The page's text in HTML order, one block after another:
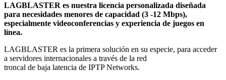
LAGBLASTER es nuestra licencia personalizada diseñada
para necesidades menores de capacidad (3 -12 Mbps),
especialmente videoconferencias y experiencia de juegos en
línea.
LAGBLASTER es la primera solución en su especie, para acceder
a servidores internacionales a través de la red
troncal de baja latencia de IPTP Networks.